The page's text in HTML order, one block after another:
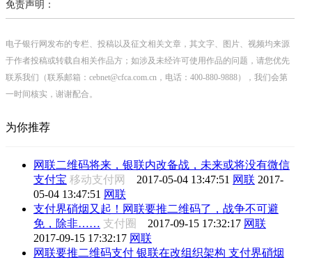
免责声明：
电子银行网发布的专栏、投稿以及征文相关文章，其文字、图片、视频均来源
于作者投稿或转载自相关作品方；如涉及未经许可使用作品的问题，请您优先
联系我们（联系邮箱：cebnet@cfca.com.cn，电话：400-880-9888），我们会第
一时间核实，谢谢配合。
为你推荐
网联二维码将来，银联内改备战，未来或将没有微信
支付宝 移动支付网 2017-05-04 13:47:51 网联 2017-
05-04 13:47:51 网联
支付界硝烟又起！网联要推二维码了，战争不可避
免，除非…… 支付圈 2017-09-15 17:32:17 网联
2017-09-15 17:32:17 网联
网联要推二维码支付 银联在改组织架构 支付界硝烟